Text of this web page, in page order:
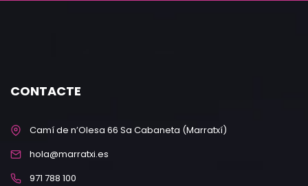
CONTACTE
Camí de n’Olesa 66 Sa Cabaneta (Marratxí)
hola@marratxi.es
971 788 100